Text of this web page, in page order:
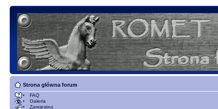
Strona główna forum
FAQ
Galeria
Zarejestruj